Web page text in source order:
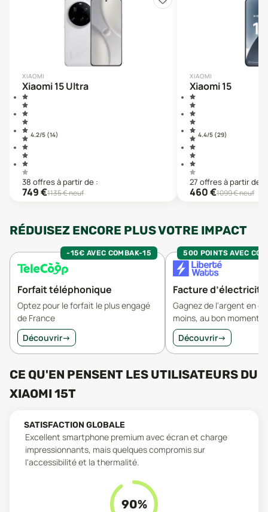
XIAOMI
Xiaomi 15 Ultra
4.2/5 (14)
38 offresà partir de :
749€1135€ neuf
XIAOMI
Xiaomi 15
4.4/5 (29)
27 offresà partir de :
460€1099€ neuf
RÉDUISEZ ENCORE PLUS VOTRE IMPACT
-15€ AVEC COMBAK-15
Forfait téléphonique
Optez pour le forfait le plus engagé
de France
Découvrir→
500 POINTS AVEC
Facture d’électricité
Gagnez de l'argent en
moins, au bon moment.
Découvrir→
CE QU'EN PENSENT LES UTILISATEURS DU
XIAOMI 15T
SATISFACTION GLOBALE
Excellent smartphone premium avec écran et charge
impressionnants, mais quelques compromis sur
l'accessibilité et la thermalité.
90%